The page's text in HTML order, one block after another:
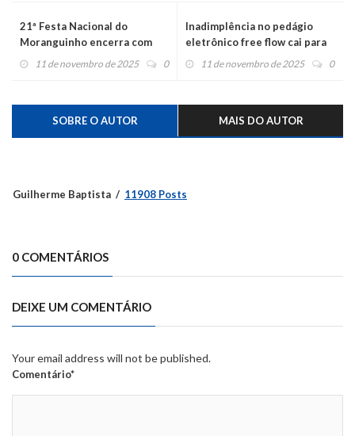
21ª Festa Nacional do
Moranguinho encerra com
recorde histórico de público
11 de novembro de 2025 0
Inadimplência no pedágio
eletrônico free flow cai para
2,8%11 de novembro de 2025 0
SOBRE O AUTOR MAIS DO AUTOR
Guilherme Baptista 11908 Posts
0 COMENTÁRIOS
DEIXE UM COMENTÁRIO
Your email address will not be published.
Comentário*